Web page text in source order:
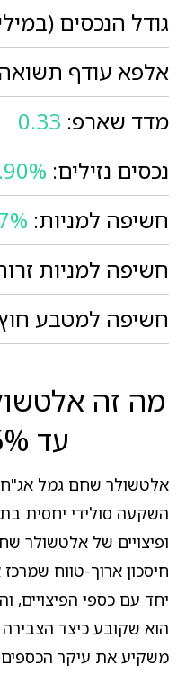
גודל הנכסים
אלפא עודף
מדד שארפ: 0.33
נכסים נזילים:
חשיפה למניות:
חשיפה למניות
חשיפה למטבע
מה זה
עד 15% מניות?
השקעה סולידי יחסית
ופיצויים של אלטשולר
חיסכון ארוך-טווח
יחד עם כספי הפיצויים,
הוא שקובע כיצד
משקיע את עיקר הכספים